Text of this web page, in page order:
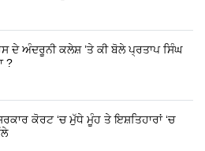
ਦੇ ਅੰਦਰੂਨੀ ਕਲੇਸ਼ ’ਤੇ ਕੀ ਬੋਲੇ ਪ੍ਰਤਾਪ ਸਿੰਘ
?
ਕੋਰਟ ‘ਚ ਮੁੱਧੇ ਮੂੰਹ ਤੇ ਇਸ਼ਤਿਹਾਰਾਂ ‘ਚ